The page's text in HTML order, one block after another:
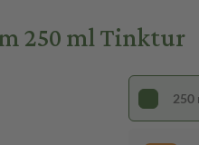
250 ml Tinktur
250